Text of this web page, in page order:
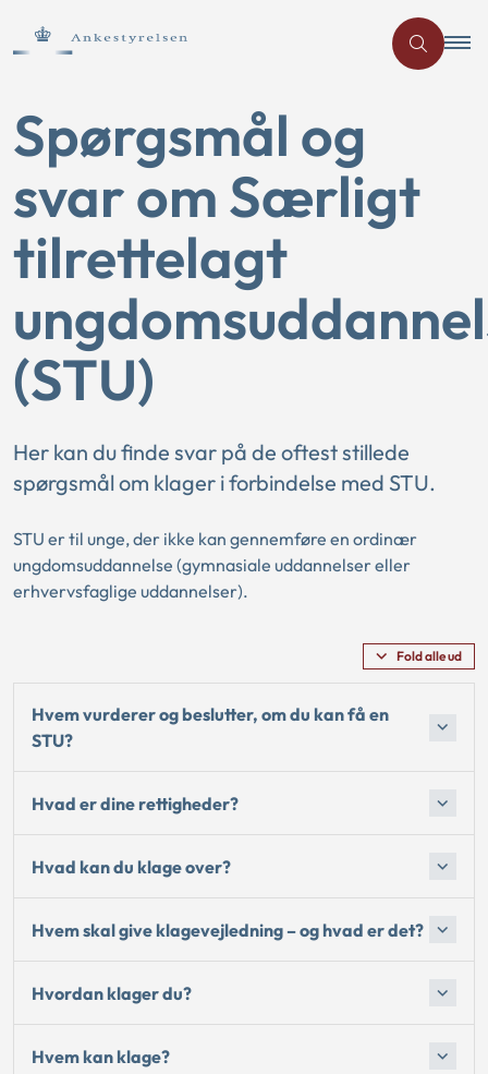
Spørgsmål og
svar om Særligt
tilrettelagt
(STU)
Her kan du finde svar på de oftest stillede
spørgsmål om klager i forbindelse med STU.
STU er til unge, der ikke kan gennemføre en ordinær
ungdomsuddannelse (gymnasiale uddannelser eller
erhvervsfaglige uddannelser).
Fold alle ud
Hvem vurderer og beslutter, om du kan få en
STU?
Hvad er dine rettigheder?
Hvad kan du klage over?
Hvem skal give klagevejledning – og hvad er det?
Hvordan klager du?
Hvem kan klage?